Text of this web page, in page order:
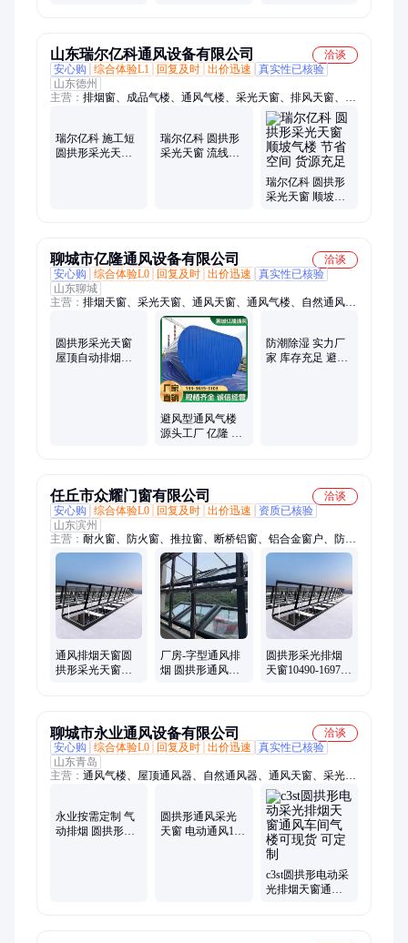
山东瑞尔亿科通风设备有限公司
洽谈
安心购
综合体验L1 回复及时 出价迅速
真实性已核验
山东德州
主营： 排烟窗、成品气楼、通风气楼、采光天窗、排风天窗、排
烟天窗、通风天窗、排烟采光窗、消防通风窗、三角型通风天
瑞尔亿科 施工短
圆拱形采光天窗
瑞尔亿科 圆拱形
采光天窗 流线型
瑞尔亿科 圆拱形
采光天窗 顺坡气
聊城市亿隆通风设备有限公司
洽谈
安心购
综合体验L0 回复及时 出价迅速
真实性已核验
山东聊城
主营： 排烟天窗、采光天窗、通风天窗、通风气楼、自然通风
圆拱形采光天窗
屋顶自动排烟天
避风型通风气楼
源头工厂 亿隆 规
防潮除湿 实力厂
家 库存充足 避风
任丘市众耀门窗有限公司
洽谈
安心购
综合体验L0 回复及时 出价迅速
资质已核验
山东滨州
主营： 耐火窗、防火窗、推拉窗、断桥铝窗、铝合金窗户、防火
塑钢窗、防火防爆窗户
通风排烟天窗圆
拱形采光天窗厂
厂房-字型通风排
烟 圆拱形通风天
圆拱形采光排烟
天窗10490-16976
聊城市永业通风设备有限公司
洽谈
安心购
综合体验L0 回复及时 出价迅速
真实性已核验
山东青岛
主营： 通风气楼、屋顶通风器、自然通风器、通风天窗、采光通
风天窗、厂房通风天窗、薄型通风天窗、消防排烟天窗、一字型
排烟天窗、三角型排烟天窗、顺坡通风天窗、屋脊通风天窗、
11cj33通风天窗、05J621通风天窗、mcw4型通风天窗、tc12b通风
天窗、mcw7型通风天窗、18J621通风天窗、06K105通风天窗、
TC10E通风天窗、TC4通风天窗、开敞式通风气楼、启闭式通风
永业按需定制 气
动排烟 圆拱形采
c3st圆拱形电动采
光排烟天窗通风